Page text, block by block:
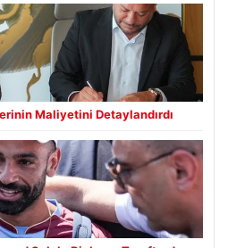
Maliyetini Detaylandırdı